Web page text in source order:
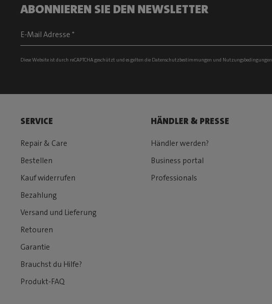
ABONNIEREN SIE DEN NEWSLETTER
Diese Website ist durch reCAPTCHA geschützt und es gelten die Datenschutzbestimmungen und Nutzungsbedingungen
SERVICE
Repair & Care
Bestellen
Kauf widerrufen
Bezahlung
Versand und Lieferung
Retouren
Garantie
Brauchst du Hilfe?
Produkt-FAQ
HÄNDLER & PRESSE
Händler werden?
Business portal
Professionals